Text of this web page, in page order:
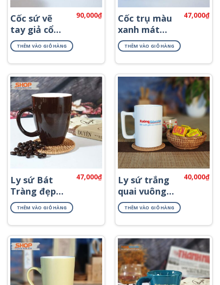
Cốc sứ vẽ
tay giả cổ
cao cấp CSM-
M61
90,000₫
THÊM VÀO GIỎ HÀNG
Cốc trụ màu
xanh mát
CSM-M28.2
47,000₫
THÊM VÀO GIỎ HÀNG
Ly sứ Bát
Tràng đẹp
màu nâu
CSM-M25.2
47,000₫
THÊM VÀO GIỎ HÀNG
Ly sứ trắng
quai vuông
CST-M02
40,000₫
THÊM VÀO GIỎ HÀNG